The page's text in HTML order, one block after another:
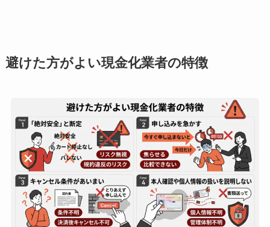
避けた方がよい現金化業者の特徴